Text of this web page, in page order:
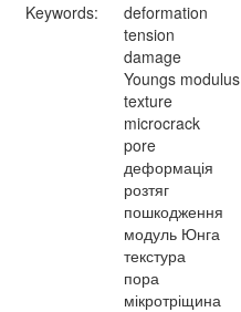
Keywords:
deformation
tension
damage
Youngs modulus
texture
microcrack
pore
деформація
розтяг
пошкодження
модуль Юнга
текстура
пора
мікротріщина